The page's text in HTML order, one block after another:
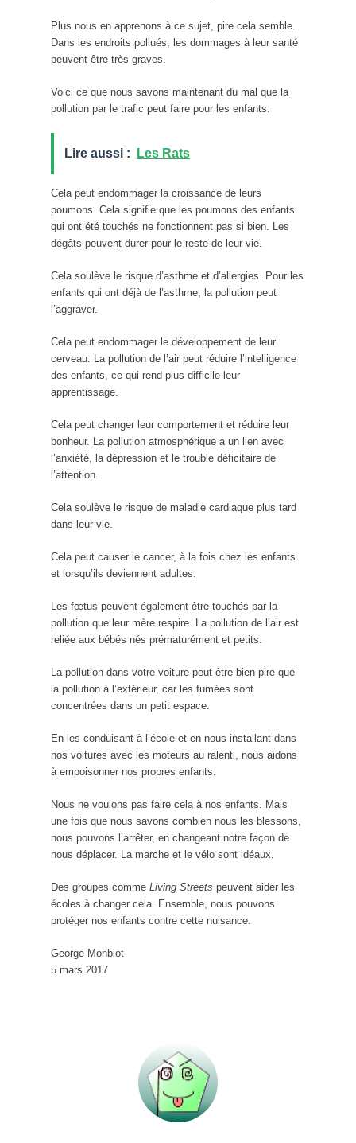
Plus nous en apprenons à ce sujet, pire cela semble.
Dans les endroits pollués, les dommages à leur santé
peuvent être très graves.
Voici ce que nous savons maintenant du mal que la
pollution par le trafic peut faire pour les enfants:
Lire aussi : Les Rats
Cela peut endommager la croissance de leurs
poumons. Cela signifie que les poumons des enfants
qui ont été touchés ne fonctionnent pas si bien. Les
dégâts peuvent durer pour le reste de leur vie.
Cela soulève le risque d’asthme et d’allergies. Pour les
enfants qui ont déjà de l’asthme, la pollution peut
l’aggraver.
Cela peut endommager le développement de leur
cerveau. La pollution de l’air peut réduire l’intelligence
des enfants, ce qui rend plus difficile leur
apprentissage.
Cela peut changer leur comportement et réduire leur
bonheur. La pollution atmosphérique a un lien avec
l’anxiété, la dépression et le trouble déficitaire de
l’attention.
Cela soulève le risque de maladie cardiaque plus tard
dans leur vie.
Cela peut causer le cancer, à la fois chez les enfants
et lorsqu’ils deviennent adultes.
Les fœtus peuvent également être touchés par la
pollution que leur mère respire. La pollution de l’air est
reliée aux bébés nés prématurément et petits.
La pollution dans votre voiture peut être bien pire que
la pollution à l’extérieur, car les fumées sont
concentrées dans un petit espace.
En les conduisant à l’école et en nous installant dans
nos voitures avec les moteurs au ralenti, nous aidons
à empoisonner nos propres enfants.
Nous ne voulons pas faire cela à nos enfants. Mais
une fois que nous savons combien nous les blessons,
nous pouvons l’arrêter, en changeant notre façon de
nous déplacer. La marche et le vélo sont idéaux.
Des groupes comme Living Streets peuvent aider les
écoles à changer cela. Ensemble, nous pouvons
protéger nos enfants contre cette nuisance.
George Monbiot
5 mars 2017